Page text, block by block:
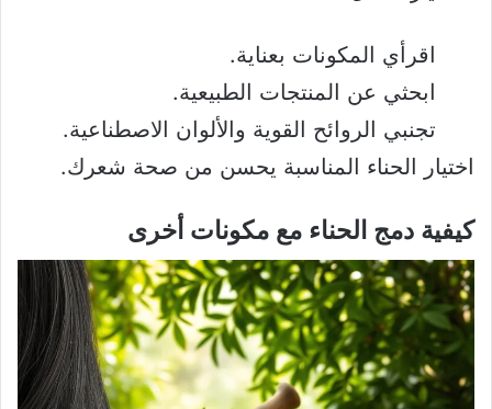
اقرأي المكونات بعناية.
ابحثي عن المنتجات الطبيعية.
تجنبي الروائح القوية والألوان الاصطناعية.
اختيار الحناء المناسبة يحسن من صحة شعرك.
كيفية دمج الحناء مع مكونات أخرى